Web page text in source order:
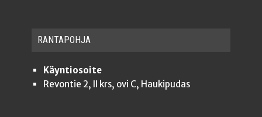
RAN­TA­POH­JA
Käyntiosoite
Revontie 2, II krs, ovi C, Haukipudas